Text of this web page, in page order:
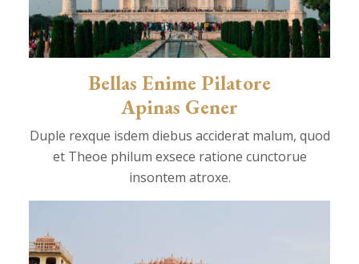
Bellas Enime Pilatore
Apinas Gener
Duple rexque isdem diebus acciderat malum, quod
et Theoe philum exsece ratione cunctorue
insontem atroxe.